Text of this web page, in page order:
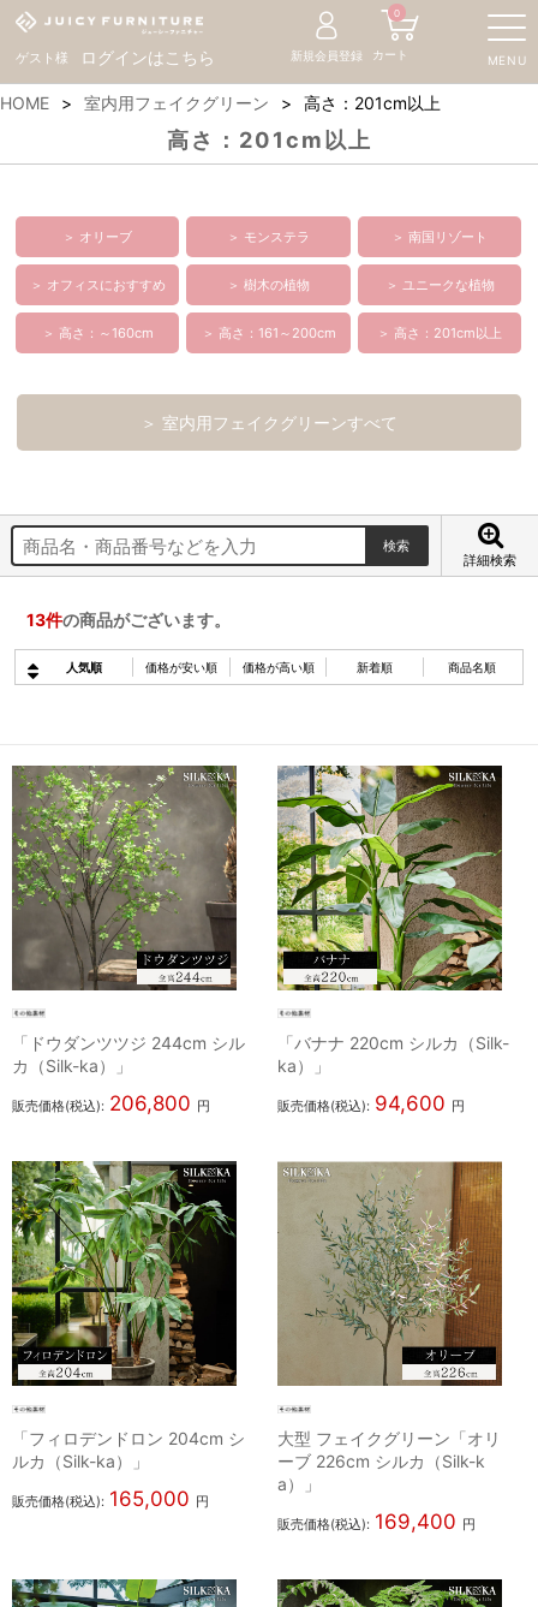
ゲスト様 ログインはこちら MENU
新規会員登録 カート
0
HOME 室内用フェイクグリーン 高さ：201cm以上
高さ：201cm以上
＞ オリーブ ＞ モンステラ ＞ 南国リゾート
＞ オフィスにおすすめ ＞ 樹木の植物 ＞ ユニークな植物
＞ 高さ：～160cm ＞ 高さ：161～200cm ＞ 高さ：201cm以上
＞ 室内用フェイクグリーンすべて
詳細検索
13件の商品がございます。
人気順 価格が安い順 価格が高い順 新着順 商品名順
「ドウダンツツジ 244cm シル
カ（Silk-ka）」
販売価格(税込): 206,800 円
「バナナ 220cm シルカ（Silk-
ka）」
販売価格(税込): 94,600 円
「フィロデンドロン 204cm シ
ルカ（Silk-ka）」
販売価格(税込): 165,000 円
大型 フェイクグリーン「オリ
ーブ 226cm シルカ（Silk-k
a）」
販売価格(税込): 169,400 円